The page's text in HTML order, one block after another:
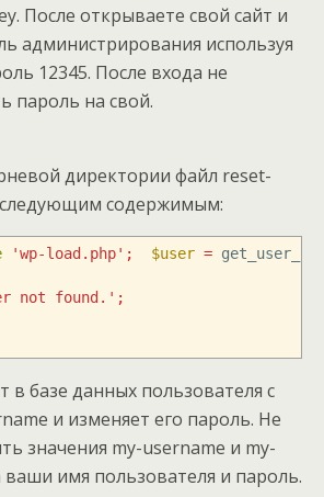
После открываете свой сайт и
администрирования используя
12345. После входа не
пароль на свой.
директории файл reset-
следующим содержимым:
'wp-load.php' ; $user = get_user_by
not found.' ;
в базе данных пользователя с
и изменяет его пароль. Не
значения my-username и my-
имя пользователя и пароль.